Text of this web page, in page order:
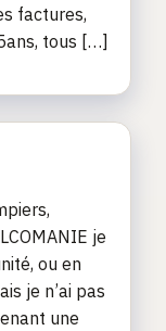
factures,
tous […]
je
ou en
je n’ai pas
une